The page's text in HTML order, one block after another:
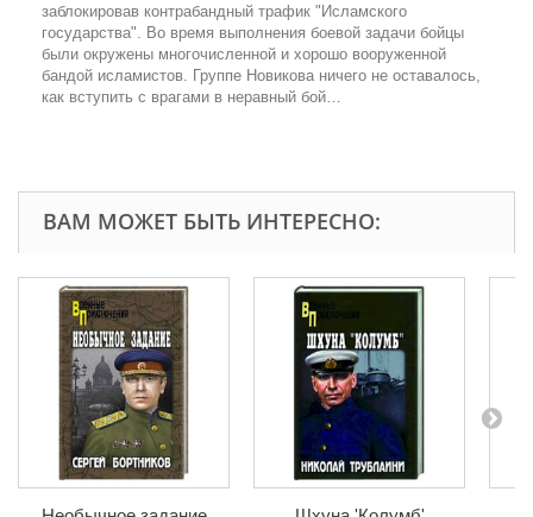
заблокировав контрабандный трафик "Исламского
государства". Во время выполнения боевой задачи бойцы
были окружены многочисленной и хорошо вооруженной
бандой исламистов. Группе Новикова ничего не оставалось,
как вступить с врагами в неравный бой…
ВАМ МОЖЕТ БЫТЬ ИНТЕРЕСНО: